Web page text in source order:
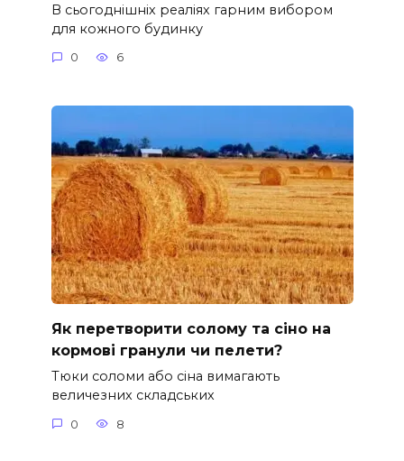
В сьогоднішніх реаліях гарним вибором
для кожного будинку
0 6
Як перетворити солому та сіно на
кормові гранули чи пелети?
Тюки соломи або сіна вимагають
величезних складських
0 8